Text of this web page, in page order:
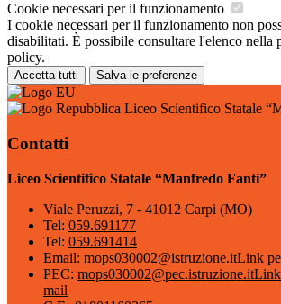
Cookie necessari per il funzionamento
I cookie necessari per il funzionamento non
disabilitati. È possibile consultare l'elenco nella
policy.
Accetta tutti Salva le preferenze
Liceo Scientifico Statale
Contatti
Liceo Scientifico Statale “Manfredo Fanti”
Viale Peruzzi, 7 - 41012 Carpi (MO)
Tel: 059.691177
Tel: 059.691414
Email: mops030002@istruzione.itLink
PEC: mops030002@pec.istruzione.itLink
mail